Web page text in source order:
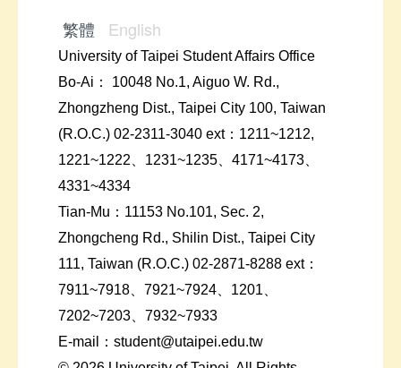
繁體 English
University of Taipei Student Affairs Office
Bo-Ai： 10048 No.1, Aiguo W. Rd.,
Zhongzheng Dist., Taipei City 100, Taiwan
(R.O.C.) 02-2311-3040 ext：1211~1212,
1221~1222、1231~1235、4171~4173、
4331~4334
Tian-Mu：11153 No.101, Sec. 2,
Zhongcheng Rd., Shilin Dist., Taipei City
111, Taiwan (R.O.C.) 02-2871-8288 ext：
7911~7918、7921~7924、1201、
7202~7203、7932~7933
E-mail：student@utaipei.edu.tw